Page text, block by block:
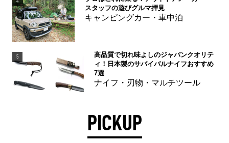
スタッフの遊びグルマ拝見
キャンピングカー・車中泊
5
高品質で切れ味よしのジャパンクオリテ
ィ！日本製のサバイバルナイフおすすめ
7選
ナイフ・刃物・マルチツール
PICKUP